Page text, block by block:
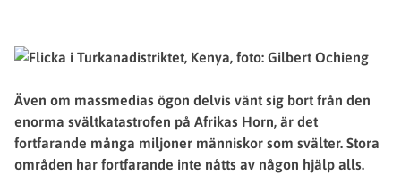
Även om massmedias ögon delvis vänt sig bort från den
enorma svältkatastrofen på Afrikas Horn, är det
fortfarande många miljoner människor som svälter. Stora
områden har fortfarande inte nåtts av någon hjälp alls.